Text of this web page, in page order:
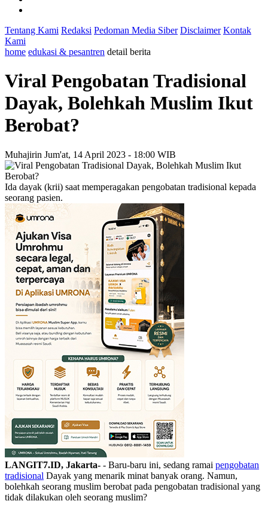
Tentang Kami Redaksi Pedoman Media Siber Disclaimer Kontak
Kami
home edukasi & pesantren detail berita
Viral Pengobatan Tradisional
Dayak, Bolehkah Muslim Ikut
Berobat?
Muhajirin Jum'at, 14 April 2023 - 18:00 WIB
Ida dayak (krii) saat memperagakan pengobatan tradisional kepada
seorang pasien.
LANGIT7.ID, Jakarta- - Baru-baru ini, sedang ramai pengobatan
tradisional Dayak yang menarik minat banyak orang. Namun,
bolehkah seorang muslim berobat pada pengobatan tradisional yang
tidak dilakukan oleh seorang muslim?